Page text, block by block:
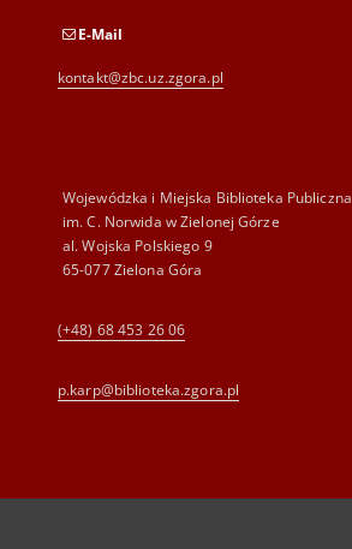
E-Mail
kontakt@zbc.uz.zgora.pl
Wojewódzka i Miejska Biblioteka Publiczna
im. C. Norwida w Zielonej Górze
al. Wojska Polskiego 9
65-077 Zielona Góra
(+48) 68 453 26 06
p.karp@biblioteka.zgora.pl